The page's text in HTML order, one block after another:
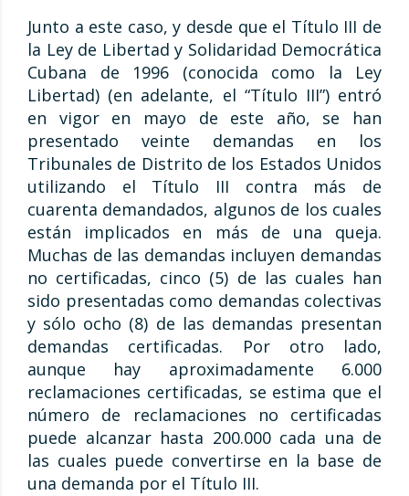
Junto a este caso, y desde que el Título III de
la Ley de Libertad y Solidaridad Democrática
Cubana de 1996 (conocida como la Ley
Libertad) (en adelante, el “Título III”) entró
en vigor en mayo de este año, se han
presentado veinte demandas en los
Tribunales de Distrito de los Estados Unidos
utilizando el Título III contra más de
cuarenta demandados, algunos de los cuales
están implicados en más de una queja.
Muchas de las demandas incluyen demandas
no certificadas, cinco (5) de las cuales han
sido presentadas como demandas colectivas
y sólo ocho (8) de las demandas presentan
demandas certificadas. Por otro lado,
aunque hay aproximadamente 6.000
reclamaciones certificadas, se estima que el
número de reclamaciones no certificadas
puede alcanzar hasta 200.000 cada una de
las cuales puede convertirse en la base de
una demanda por el Título III.